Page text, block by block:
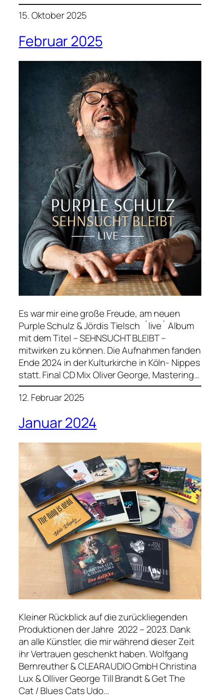
15. Oktober 2025
Februar 2025
Es war mir eine große Freude, am neuen
Purple Schulz & Jördis Tielsch ´live´ Album
mit dem Titel – SEHNSUCHT BLEIBT –
mitwirken zu können. Die Aufnahmen fanden
Ende 2024 in der Kulturkirche in Köln- Nippes
statt. Final CD Mix Oliver George, Mastering…
12. Februar 2025
Januar 2024
Kleiner Rückblick auf die zurückliegenden
Produktionen der Jahre 2022 – 2023. Dank
an alle Künstler, die mir während dieser Zeit
ihr Vertrauen geschenkt haben. Wolfgang
Bernreuther & CLEARAUDIO GmbH Christina
Lux & Olliver George Till Brandt & Get The
Cat / Blues Cats Udo…